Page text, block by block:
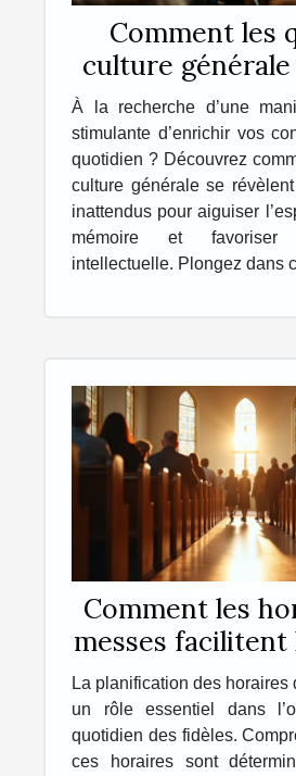
Comment les
culture
enrichir votre
À la recherche d’une
stimulante d’enrichir vos
quotidien ? Découvrez
culture générale se
inattendus pour aiguiser
mémoire et
intellectuelle. Plongez dans
Comment les
messes facilitent
La planification des horaires
un rôle essentiel dans
quotidien des fidèles.
ces horaires sont